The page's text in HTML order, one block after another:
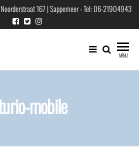
167 | Sappemeer - Tel: 06-21904943
MENU
mobile